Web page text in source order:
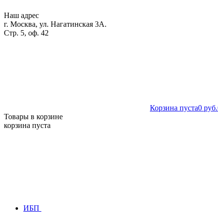
Наш адрес
г. Москва, ул. Нагатинская 3А.
Стр. 5, оф. 42
Корзина пуста0 руб.
Товары в корзине
корзина пуста
ИБП